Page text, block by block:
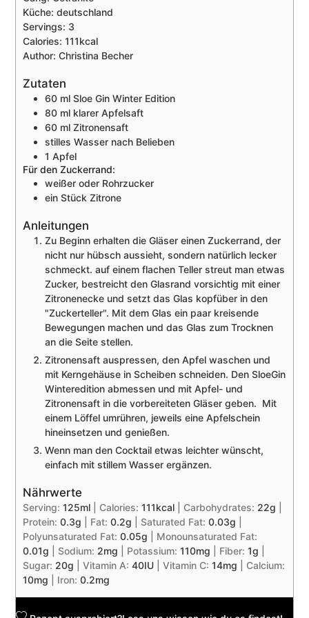
Küche:deutschland
Servings: 3
Calories:111kcal
Author:Christina Becher
Zutaten
60 ml Sloe Gin Winter Edition
80 ml klarer Apfelsaft
60 ml Zitronensaft
stilles Wasser nach Belieben
1 Apfel
Für den Zuckerrand:
weißer oder Rohrzucker
ein Stück Zitrone
Anleitungen
Zu Beginn erhalten die Gläser einen Zuckerrand, der
nicht nur hübsch aussieht, sondern natürlich lecker
schmeckt. auf einem flachen Teller streut man etwas
Zucker, bestreicht den Glasrand vorsichtig mit einer
Zitronenecke und setzt das Glas kopfüber in den
"Zuckerteller". Mit dem Glas ein paar kreisende
Bewegungen machen und das Glas zum Trocknen
an die Seite stellen.
Zitronensaft auspressen, den Apfel waschen und
mit Kerngehäuse in Scheiben schneiden. Den SloeGin
Winteredition abmessen und mit Apfel- und
Zitronensaft in die vorbereiteten Gläser geben. Mit
einem Löffel umrühren, jeweils eine Apfelschein
hineinsetzen und genießen.
Wenn man den Cocktail etwas leichter wünscht,
einfach mit stillem Wasser ergänzen.
Nährwerte
Serving:125ml Calories:111kcal Carbohydrates: 22g
Protein:0.3g Fat:0.2g Saturated Fat:0.03g
Polyunsaturated Fat:0.05g
Monounsaturated Fat:
0.01g Sodium: 2mg Potassium:110mg Fiber:1g
Sugar: 20g |Vitamin A:40IU |Vitamin C:14mg
Calcium:
10mg Iron:0.2mg